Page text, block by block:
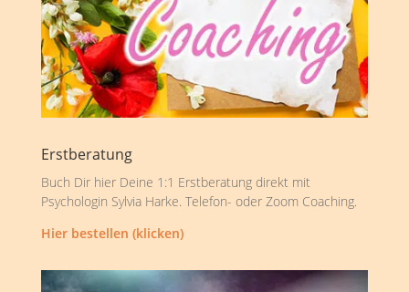
Erstberatung
Buch Dir hier Deine 1:1 Erstberatung direkt mit
Psychologin Sylvia Harke. Telefon- oder Zoom Coaching.
Hier bestellen (klicken)